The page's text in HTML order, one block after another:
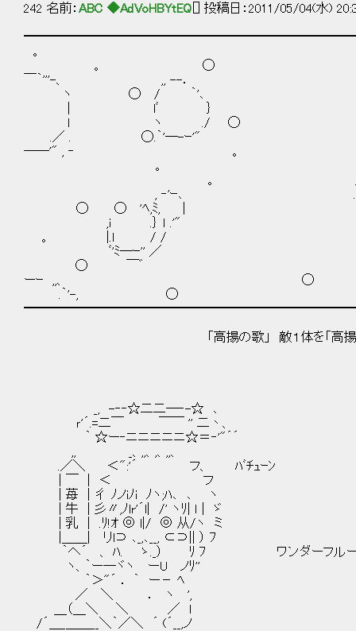
242 名前： ABC ◆AdVoHBYtEQ [] 投稿日：2011/05/04(水)
。 。
。 ◯ 。 /.'､
￣｀'''-、 ,, --． ,,
ヽ ◯ / ｀'､ ◯
| lﾞ ｝ .ｌ ,/.
ｌ ヽ ./ ◯ ｀;; -
.／ . ◯.｀'―-ｰ
――'" , ‐ 。 。 i
。 ◯ ﾍ￣
。 /⌒'i ｀"'"
, ‐'ｰ､ .`ｰ
◯ ◯ 'ﾍ,ﾐ, │
,i .｝ ｌ .'"
。 |.ｌ / / l
ﾞ'ﾐ―ｰ'' ／ -''|“゛ ﾞﾞ
◯ ￣゛ lﾞ .ｌ
ーｰ ,,、 ◯ ヽ ｀'ｰ-
.｀'-, ◯ ｀￣
「高揚の歌」 敵１体を「高揚」に
_, -‐‐☆二二─‐-☆ ､
ｒ'´.=二￣ ￣￣ '' 二丶、
｀ ☆ー‐ニニニニニ☆＝‐'"´´
,, _、,,、,、,,、
.／＼ ＜":'´ フ、 ﾊﾞﾁｭｰﾝ
| ￣ | ＜ フ
| 苺 | 彳 ﾉノiﾉi ﾉヽ;ﾊ､ ､ ヽ
| 牛 | 彡〃,ﾉlr'´l| /' ヽﾘ| ｌ | ゞ
| 乳 | .ﾘ!ｵ ◎ l|/ ◎ 从/ヽ ミ
|＿＿| リl⊃ ､_,､__, ⊂⊃|| ） ﾌ
｀へ´ 、 ﾊ. ゝ._） ﾘ ﾌ ワンダーフルーデ
ヽ、｀ー―ヾヽ ーU ノﾘ''
｀＞"´ ． ｀ ー－ ﾍ
／ ＼ ． ヽ ',
＿（＿＼ ＼ ／ l
/´＿_＿＿__＼｀／＼ ´ (´__,ノ